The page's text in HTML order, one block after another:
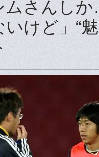
ムさんし
けど」“